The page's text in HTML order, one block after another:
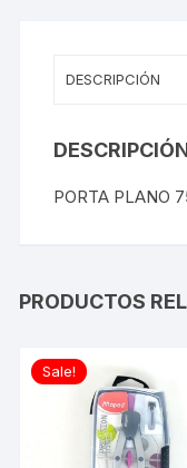
DESCRIPCIÓN
PORTA PLANO
PRODUCTOS
Sale!